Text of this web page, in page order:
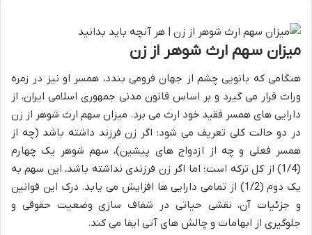
میزان سهم ارث شوهر از زن
هنگامی که بانویی چشم از جهان فرومی بندد، همسر او نیز در زمره
وراث قرار می گیرد و بر اساس قانون مدنی جمهوری اسلامی ایران، از
دارایی های همسر فقید خود ارث می برد. میزان سهم ارث شوهر از زن
در دو حالت کلی تعریف می شود: اگر زن فرزند داشته باشد (چه از
همسر فعلی و چه از ازدواج های پیشین)، سهم شوهر یک چهارم
(1/4) از کل ترکه است؛ اما اگر زن فرزندی نداشته باشد، این سهم به
یک دوم (1/2) از تمامی دارایی ها افزایش می یابد. درک این قوانین
و جزئیات آن، نقشی حیاتی در شفاف سازی وضعیت حقوقی و
جلوگیری از ابهامات و چالش های آتی ایفا می کند.